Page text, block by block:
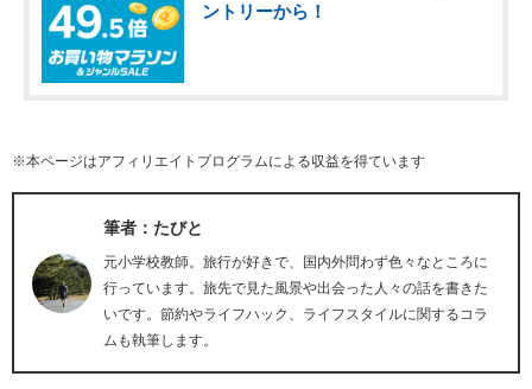
ントリーから！
※本ページはアフィリエイトプログラムによる収益を得ています
筆者：たびと
元小学校教師。旅行が好きで、国内外問わず色々なところに
行っています。旅先で見た風景や出会った人々の話を書きた
いです。節約やライフハック、ライフスタイルに関するコラ
ムも執筆します。